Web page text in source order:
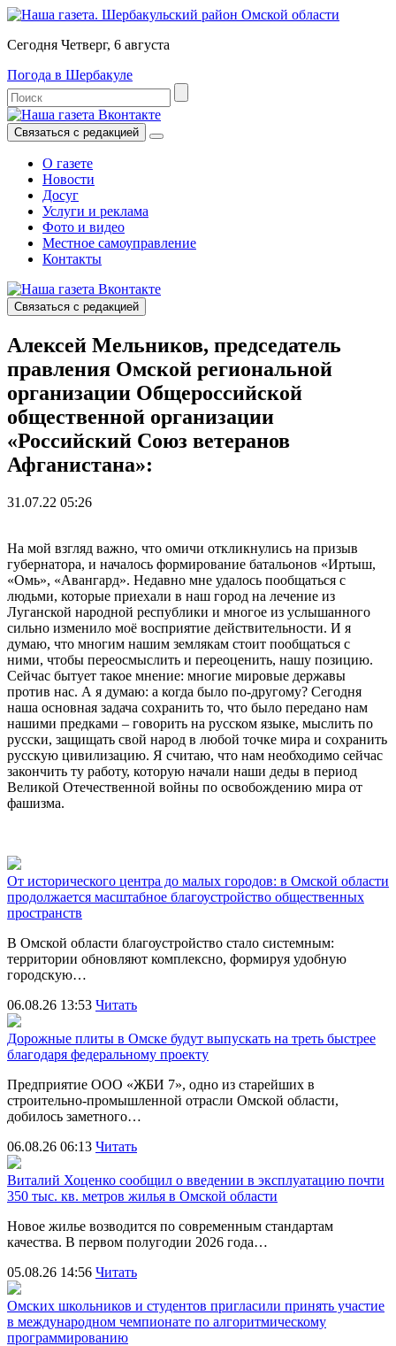
Сегодня Четверг, 6 августа
Погода в Шербакуле
Связаться с редакцией
О газете
Новости
Досуг
Услуги и реклама
Фото и видео
Местное самоуправление
Контакты
Связаться с редакцией
Алексей Мельников, председатель
правления Омской региональной
организации Общероссийской
общественной организации
«Российский Союз ветеранов
Афганистана»:
31.07.22 05:26
На мой взгляд важно, что омичи откликнулись на призыв
губернатора, и началось формирование батальонов «Иртыш,
«Омь», «Авангард». Недавно мне удалось пообщаться с
людьми, которые приехали в наш город на лечение из
Луганской народной республики и многое из услышанного
сильно изменило моё восприятие действительности. И я
думаю, что многим нашим землякам стоит пообщаться с
ними, чтобы переосмыслить и переоценить, нашу позицию.
Сейчас бытует такое мнение: многие мировые державы
против нас. А я думаю: а когда было по-другому? Сегодня
наша основная задача сохранить то, что было передано нам
нашими предками – говорить на русском языке, мыслить по
русски, защищать свой народ в любой точке мира и сохранить
русскую цивилизацию. Я считаю, что нам необходимо сейчас
закончить ту работу, которую начали наши деды в период
Великой Отечественной войны по освобождению мира от
фашизма.
От исторического центра до малых городов: в Омской области
продолжается масштабное благоустройство общественных
пространств
В Омской области благоустройство стало системным:
территории обновляют комплексно, формируя удобную
городскую…
06.08.26 13:53 Читать
Дорожные плиты в Омске будут выпускать на треть быстрее
благодаря федеральному проекту
Предприятие ООО «ЖБИ 7», одно из старейших в
строительно‑промышленной отрасли Омской области,
добилось заметного…
06.08.26 06:13 Читать
Виталий Хоценко сообщил о введении в эксплуатацию почти
350 тыс. кв. метров жилья в Омской области
Новое жилье возводится по современным стандартам
качества. В первом полугодии 2026 года…
05.08.26 14:56 Читать
Омских школьников и студентов пригласили принять участие
в международном чемпионате по алгоритмическому
программированию